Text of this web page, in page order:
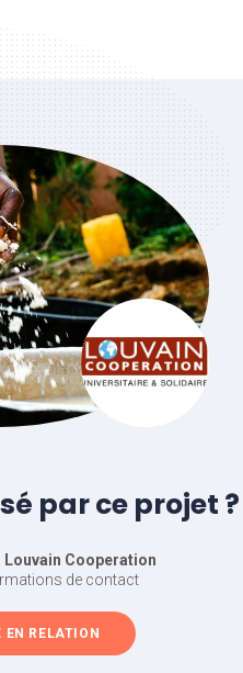
par ce projet ?
Louvain Cooperation
de contact
EN RELATION